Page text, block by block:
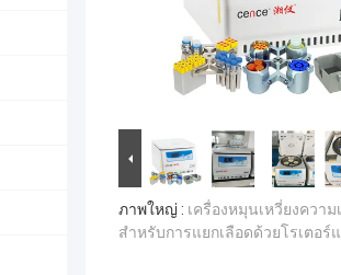
ภาพใหญ่ : เครื่องหมุนเหวี่ยงความ
สำหรับการแยกเลือดด้วยโรเตอร์